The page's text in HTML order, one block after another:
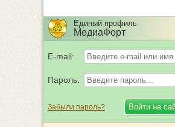
Единый профиль
МедиаФорт
E-mail:
Пароль:
Забыли пароль?